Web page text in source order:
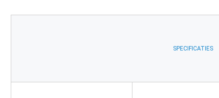
SPECIFICATIES